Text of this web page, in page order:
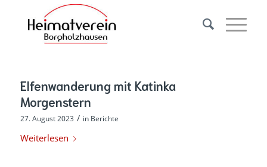
Elfenwanderung mit Katinka
Morgenstern
27. August 2023 / in Berichte
Weiterlesen